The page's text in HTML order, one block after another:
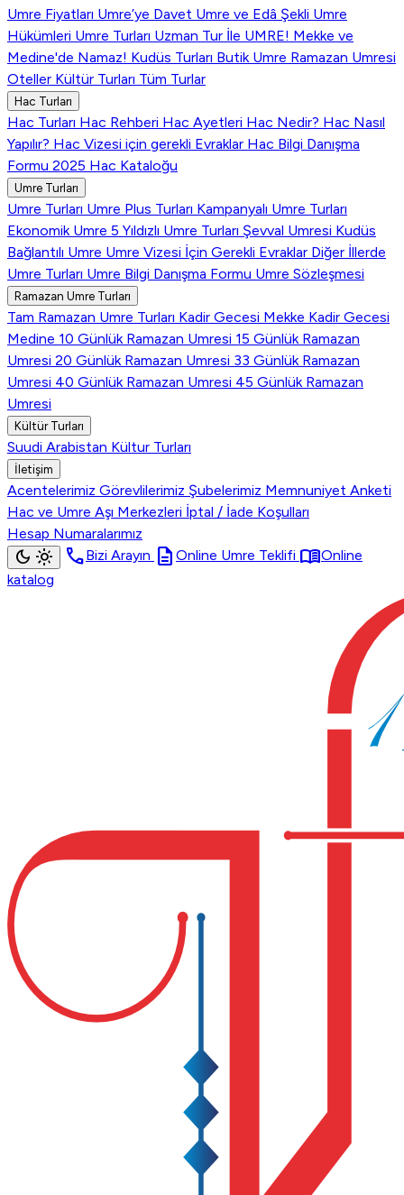
Umre Fiyatları Umre’ye Davet Umre ve Edâ Şekli Umre
Hükümleri Umre Turları Uzman Tur İle UMRE! Mekke ve
Medine'de Namaz! Kudüs Turları Butik Umre Ramazan Umresi
Oteller Kültür Turları Tüm Turlar
Hac Turları
Hac Turları Hac Rehberi Hac Ayetleri Hac Nedir? Hac Nasıl
Yapılır? Hac Vizesi için gerekli Evraklar Hac Bilgi Danışma
Formu 2025 Hac Kataloğu
Umre Turları
Umre Turları Umre Plus Turları Kampanyalı Umre Turları
Ekonomik Umre 5 Yıldızlı Umre Turları Şevval Umresi Kudüs
Bağlantılı Umre Umre Vizesi İçin Gerekli Evraklar Diğer İllerde
Umre Turları Umre Bilgi Danışma Formu Umre Sözleşmesi
Ramazan Umre Turları
Tam Ramazan Umre Turları Kadir Gecesi Mekke Kadir Gecesi
Medine 10 Günlük Ramazan Umresi 15 Günlük Ramazan
Umresi 20 Günlük Ramazan Umresi 33 Günlük Ramazan
Umresi 40 Günlük Ramazan Umresi 45 Günlük Ramazan
Umresi
Kültür Turları
Suudi Arabistan Kültur Turları
İletişim
Acentelerimiz Görevlilerimiz Şubelerimiz Memnuniyet Anketi
Hac ve Umre Aşı Merkezleri İptal / İade Koşulları
Hesap Numaralarımız
dark_mode light_mode callBizi Arayın description Online Umre Teklifi menu_bookOnline
katalog